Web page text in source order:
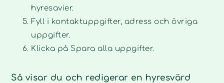
hyresavier.
Fyll i kontaktuppgifter, adress och övriga
uppgifter.
Klicka på Spara alla uppgifter.
Så visar du och redigerar en hyresvärd